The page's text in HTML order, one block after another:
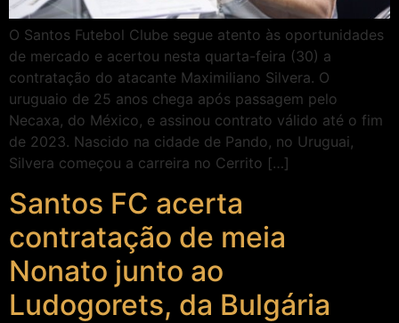
O Santos Futebol Clube segue atento às oportunidades
de mercado e acertou nesta quarta-feira (30) a
contratação do atacante Maximiliano Silvera. O
uruguaio de 25 anos chega após passagem pelo
Necaxa, do México, e assinou contrato válido até o fim
de 2023. Nascido na cidade de Pando, no Uruguai,
Silvera começou a carreira no Cerrito […]
Santos FC acerta
contratação de meia
Nonato junto ao
Ludogorets, da Bulgária